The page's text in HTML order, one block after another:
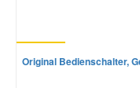
Original Bedienschalter,